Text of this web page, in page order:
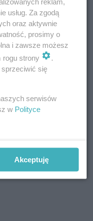
pod
usług. Za zgodą
oraz aktywnie
prosimy o
i zawsze możesz
rogu strony
.
się
serwisów
w Polityce
Akceptuję